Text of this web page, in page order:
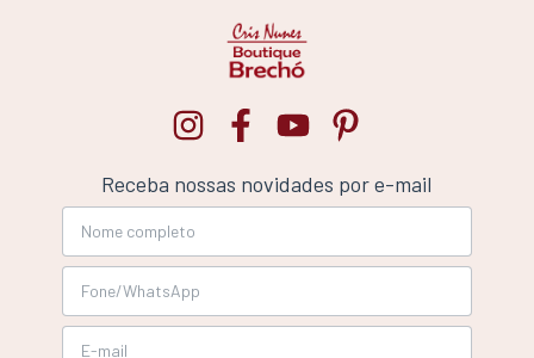
Receba nossas novidades por e-mail